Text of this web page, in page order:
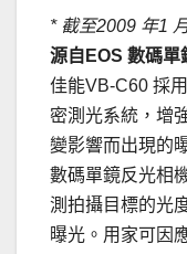
* 截至2009 年1
源自EOS 數碼單
佳能VB-C60 採
密測光系統，增
變影響而出現的
數碼單鏡反光相
測拍攝目標的光
曝光。用家可因